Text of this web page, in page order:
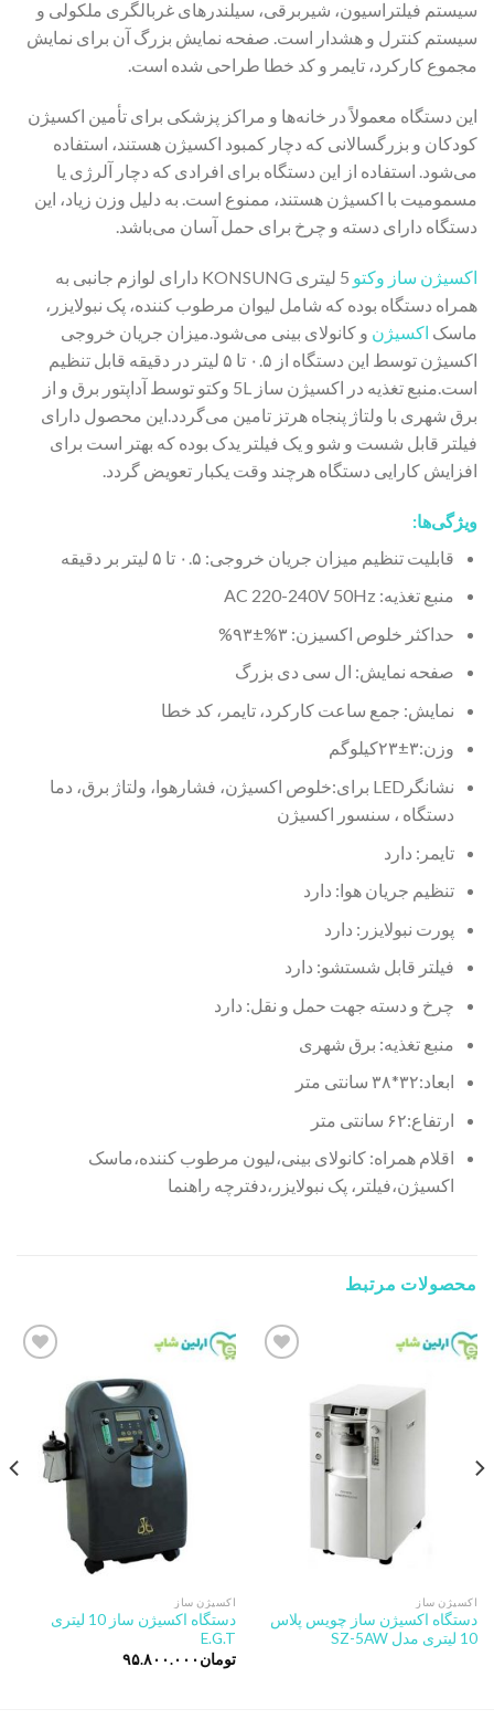
سیستم فیلتراسیون، شیربرقی، سیلندرهای غربالگری ملکولی و
سیستم کنترل و هشدار است. صفحه نمایش بزرگ آن برای نمایش
مجموع کارکرد، تایمر و کد خطا طراحی شده است.
این دستگاه معمولاً در خانه‌ها و مراکز پزشکی برای تأمین اکسیژن
کودکان و بزرگسالانی که دچار کمبود اکسیژن هستند، استفاده
می‌شود. استفاده از این دستگاه برای افرادی که دچار آلرژی یا
مسمومیت با اکسیژن هستند، ممنوع است. به دلیل وزن زیاد، این
دستگاه دارای دسته و چرخ برای حمل آسان می‌باشد.
اکسیژن ساز وکتو
5 لیتری KONSUNG دارای لوازم جانبی به
همراه دستگاه بوده که شامل لیوان مرطوب کننده، پک نبولایزر،
ماسک اکسیژن و کانولای بینی می‌شود.میزان جریان خروجی
اکسیژن توسط این دستگاه از ۰.۵ تا ۵ لیتر در دقیقه قابل تنظیم
است.منبع تغذیه در اکسیژن ساز 5L وکتو توسط آداپتور برق و از
برق شهری با ولتاژ پنجاه هرتز تامین می‌گردد.این محصول دارای
فیلتر قابل شست و شو و یک فیلتر یدک بوده که بهتر است برای
افزایش کارایی دستگاه هرچند وقت یکبار تعویض گردد.
ویژگی‌ها:
قابلیت تنظیم میزان جریان خروجی: ۰.۵ تا ۵ لیتر بر دقیقه
منبع تغذیه: AC 220-240V 50Hz
حداکثر خلوص اکسیزن: ۳%±۹۳%
صفحه نمایش: ال سی دی بزرگ
نمایش: جمع ساعت کارکرد، تایمر، کد خطا
وزن:۳±۲۳کیلوگم
نشانگرLED برای:خلوص اکسیژن، فشارهوا، ولتاژ برق، دما
دستگاه ، سنسور اکسیژن
تایمر: دارد
تنظیم جریان هوا: دارد
پورت نبولایزر: دارد
فیلتر قابل شستشو: دارد
چرخ و دسته جهت حمل و نقل: دارد
منبع تغذیه: برق شهری
ابعاد:۳۲*۳۸ سانتی متر
ارتفاع:۶۲ سانتی متر
اقلام همراه: کانولای بینی،لیون مرطوب کننده،ماسک
اکسیژن،فیلتر، پک نبولایزر،دفترچه راهنما
محصولات مرتبط
اکسیژن ساز
دستگاه اکسیژن ساز چویس پلاس
10 لیتری مدل SZ-5AW
wishlist
اکسیژن ساز
دستگاه اکسیژن ساز 10 لیتری
E.G.T
تومان ۹۵.۸۰۰.۰۰۰